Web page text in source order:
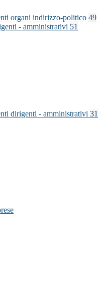
organi indirizzo-politico 49
- amministrativi 51
dirigenti - amministrativi 31